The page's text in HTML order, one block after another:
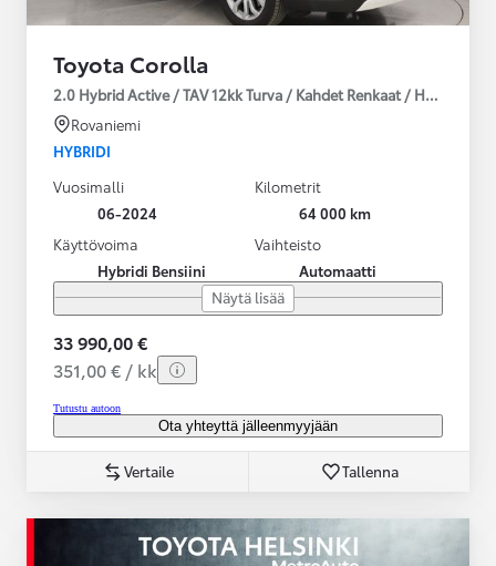
Toyota Corolla
2.0 Hybrid Active / TAV 12kk Turva / Kahdet Renkaat /
Rovaniemi
HYBRIDI
Vuosimalli
06-2024
Kilometrit
64 000 km
Käyttövoima
Hybridi Bensiini
Vaihteisto
Automaatti
Näytä lisää
33 990,00 €
351,00 € / kk
Tutustu autoon
Ota yhteyttä jälleenmyyjään
Vertaile Tallenna